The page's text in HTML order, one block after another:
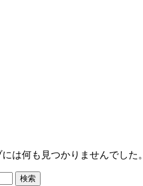
は何も見つかりませんでし